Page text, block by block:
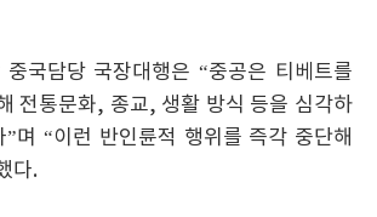
국담당 국장대행은 “중공은 티베트를
전통문화, 종교, 생활 방식 등을 심각하
며 “이런 반인륜적 행위를 즉각 중단해
다.